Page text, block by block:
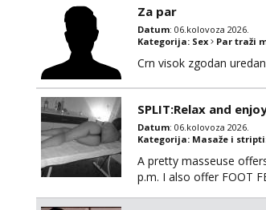
Za par
Datum: 06.kolovoza 2026.
Kategorija: Sex Par traži
Crn visok zgodan uredan
SPLIT:Relax and
Datum: 06.kolovoza 2026.
Kategorija: Masaže i
A pretty masseuse
p.m. I also offer FOOT